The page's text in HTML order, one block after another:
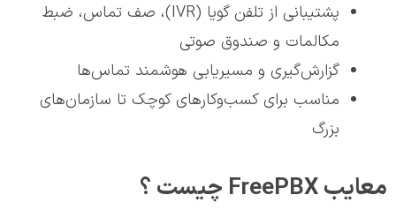
پشتیبانی از تلفن گویا (IVR)، صف تماس، ضبط
مکالمات و صندوق صوتی
گزارش‌گیری و مسیریابی هوشمند تماس‌ها
مناسب برای کسب‌وکارهای کوچک تا سازمان‌های
بزرگ
معایب FreePBX چیست ؟